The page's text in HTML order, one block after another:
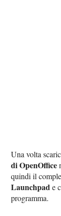
Una volta
di OpenOffice
quindi il
Launchpade
programma.